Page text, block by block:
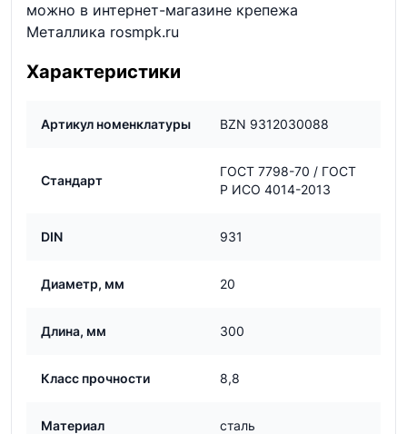
можно в интернет-магазине крепежа
Металлика rosmpk.ru
Характеристики
Артикул номенклатуры BZN 9312030088
Стандарт
ГОСТ 7798-70 / ГОСТ
Р ИСО 4014-2013
DIN 931
Диаметр, мм 20
Длина, мм 300
Класс прочности 8,8
Материал сталь